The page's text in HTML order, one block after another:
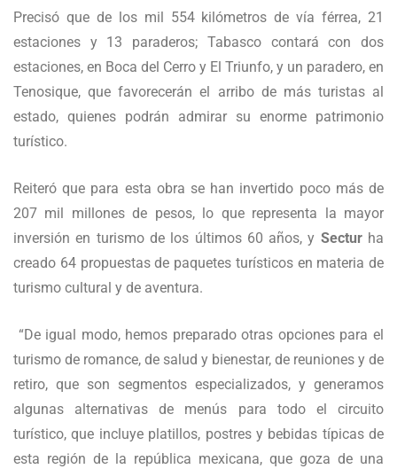
Precisó que de los mil 554 kilómetros de vía férrea, 21
estaciones y 13 paraderos; Tabasco contará con dos
estaciones, en Boca del Cerro y El Triunfo, y un paradero, en
Tenosique, que favorecerán el arribo de más turistas al
estado, quienes podrán admirar su enorme patrimonio
turístico.
Reiteró que para esta obra se han invertido poco más de
207 mil millones de pesos, lo que representa la mayor
inversión en turismo de los últimos 60 años, y Secturha
creado 64 propuestas de paquetes turísticos en materia de
turismo cultural y de aventura.
“De igual modo, hemos preparado otras opciones para el
turismo de romance, de salud y bienestar, de reuniones y de
retiro, que son segmentos especializados, y generamos
algunas alternativas de menús para todo el circuito
turístico, que incluye platillos, postres y bebidas típicas de
esta región de la república mexicana, que goza de una